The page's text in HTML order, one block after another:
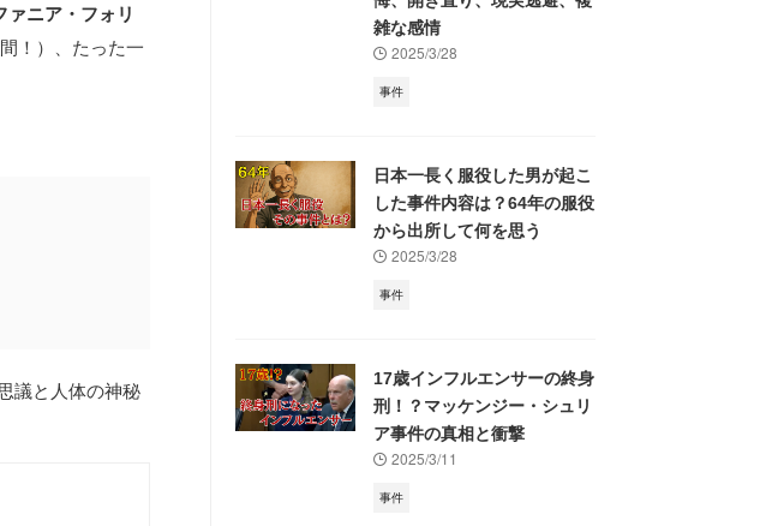
ァニア・フォリ
！）、たった一
議と人体の神秘
雑な感情
2025/3/28
事件
日本一長く服役した男が起こ
した事件内容は？64年の服役
から出所して何を思う
2025/3/28
事件
17歳インフルエンサーの終身
刑！？マッケンジー・シュリ
ア事件の真相と衝撃
2025/3/11
事件